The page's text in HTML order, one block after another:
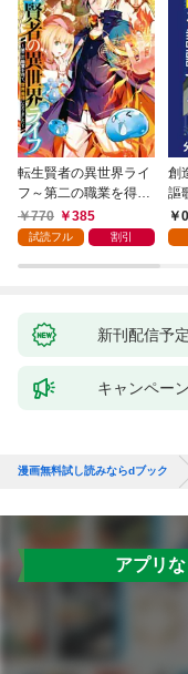
転生賢者の異世界ライ
フ～第二の職業を得
て、世界最強になりま
した～ 1巻
770 385
試読フル 割引
創
謳
れ
で
0
新刊配信予定
キャンペーン
漫画無料試し読みならdブック
アプリ